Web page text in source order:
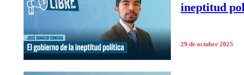
ineptitud
29 de octubre 2025